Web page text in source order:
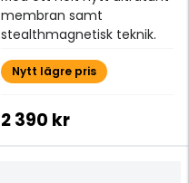
membran samt
stealthmagnetisk teknik.
Nytt lägre pris
2 390 kr